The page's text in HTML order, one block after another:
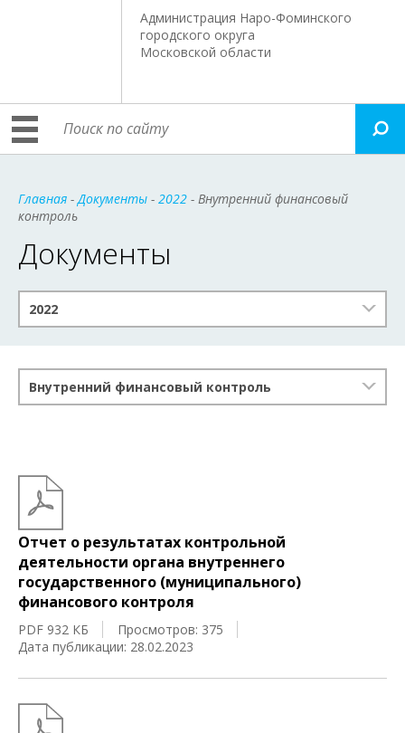
Администрация Наро-Фоминского
городского округа
Московской области
Главная -Документы - 2022 - Внутренний финансовый
контроль
Документы
2022
Внутренний финансовый контроль
Отчет о результатах контрольной
деятельности органа внутреннего
государственного (муниципального)
финансового контроля
PDF 932 КБ
Просмотров: 375
Дата публикации: 28.02.2023